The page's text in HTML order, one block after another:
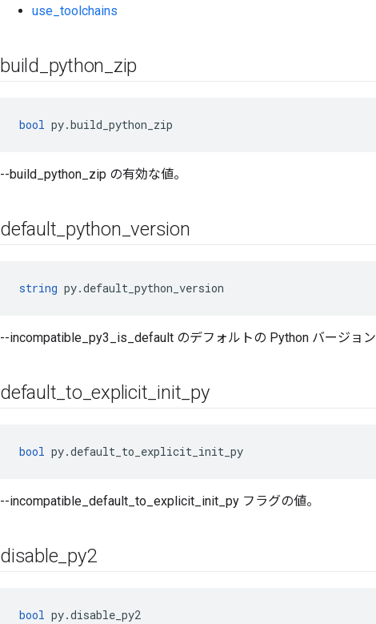
use_toolchains
build python zip
bool py.build_python_zip
--build_python_zip の有効な値。
default python _version
string py.default_python_version
--incompatible_py3_is_default のデフォルトの Python バージョン
default _to _explicit init py
bool py.default_to_explicit_init_py
--incompatible_default_to_explicit_init_py フラグの値。
disable py2
bool py.disable_py2